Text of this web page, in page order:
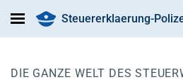
Steuererklaerung-
DIE GANZE WELT DES